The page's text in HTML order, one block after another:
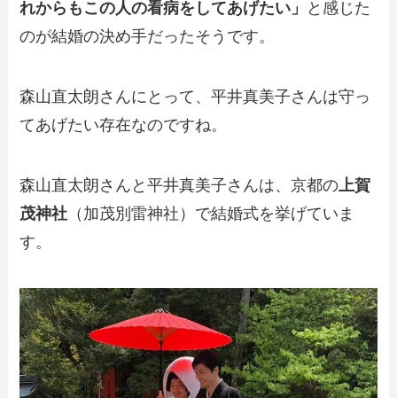
れからもこの人の看病をしてあげたい」
と感じた
のが結婚の決め手だったそうです。
森山直太朗さんにとって、平井真美子さんは守っ
てあげたい存在なのですね。
森山直太朗さんと平井真美子さんは、京都の 上賀
茂神社 （加茂別雷神社）で結婚式を挙げていま
す。